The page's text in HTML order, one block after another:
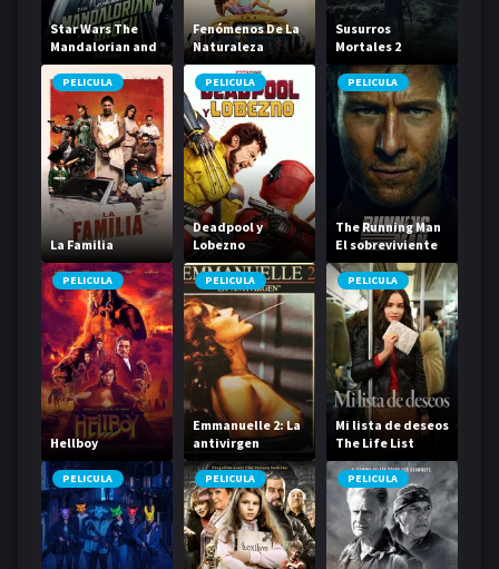
Star Wars The
Mandalorian and
Grogu
Fenómenos De La
Naturaleza
Susurros
Mortales 2
PELICULA
La Familia
PELICULA
Deadpool y
Lobezno
PELICULA
The Running Man
El sobreviviente
PELICULA
Hellboy
PELICULA
Emmanuelle 2: La
antivirgen
PELICULA
Mi lista de deseos
The Life List
PELICULA PELICULA PELICULA